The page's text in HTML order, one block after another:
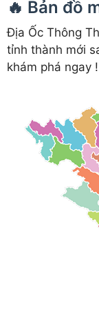
🔥 Bản đồ
Địa Ốc Thông
tỉnh thành mới
khám phá ngay